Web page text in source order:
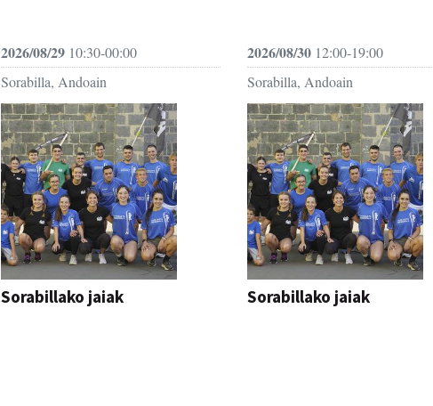
2026/08/2910:30-00:00
Sorabilla, Andoain
Sorabillako jaiak
2026/08/30 12:00-19:00
Sorabilla, Andoain
Sorabillako jaiak